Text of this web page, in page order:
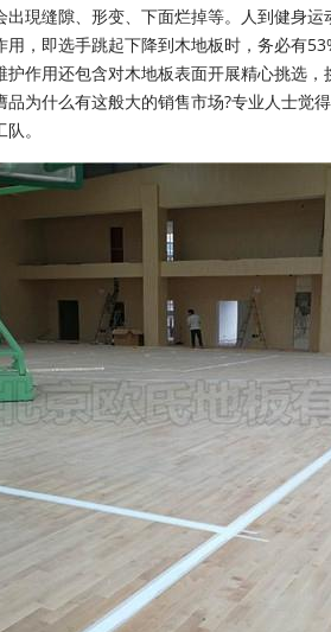
現缝隙、形变、下面烂掉等。人到健身
，即选手跳起下降到木地板时，务必有
作用还包含对木地板表面开展精心挑选
为什么有这般大的销售市场?专业人士觉
。